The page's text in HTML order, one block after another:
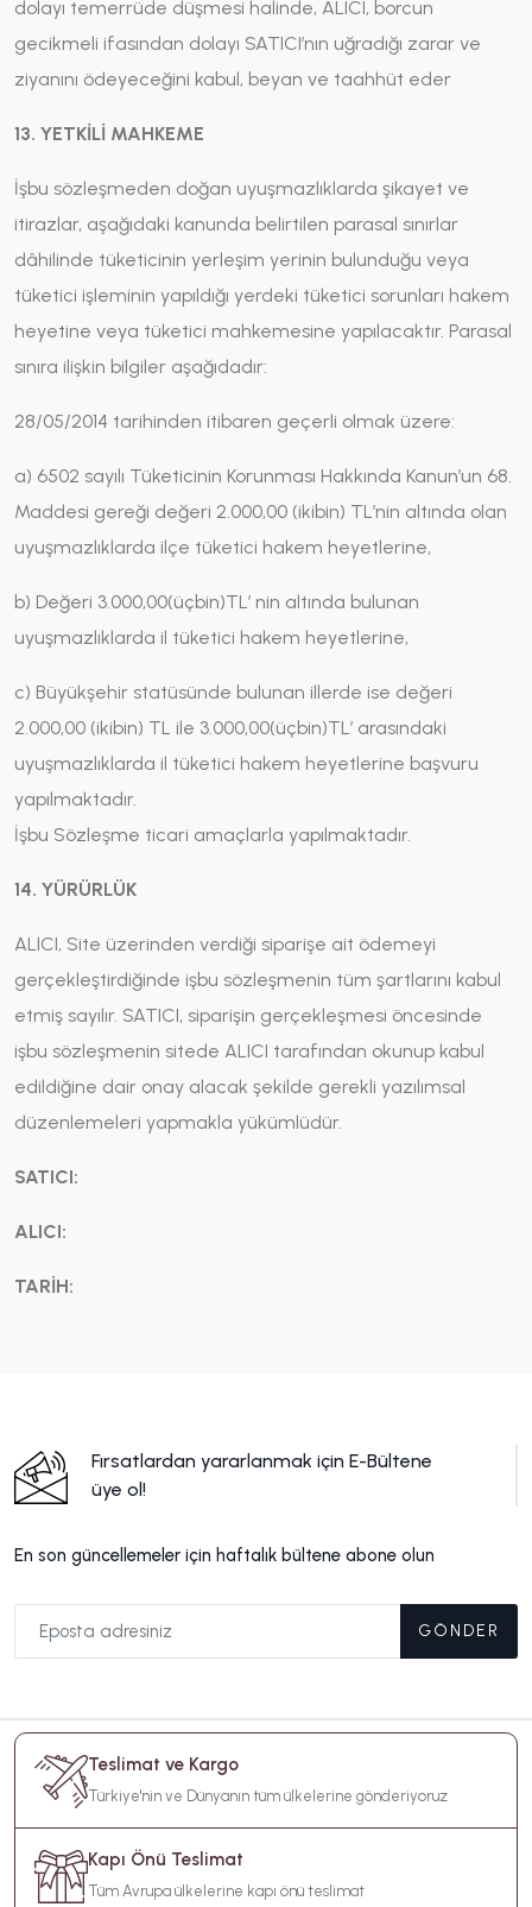
dolayı temerrüde düşmesi halinde, ALICI, borcun
gecikmeli ifasından dolayı SATICI’nın uğradığı zarar ve
ziyanını ödeyeceğini kabul, beyan ve taahhüt eder
13. YETKİLİ MAHKEME
İşbu sözleşmeden doğan uyuşmazlıklarda şikayet ve
itirazlar, aşağıdaki kanunda belirtilen parasal sınırlar
dâhilinde tüketicinin yerleşim yerinin bulunduğu veya
tüketici işleminin yapıldığı yerdeki tüketici sorunları hakem
heyetine veya tüketici mahkemesine yapılacaktır. Parasal
sınıra ilişkin bilgiler aşağıdadır:
28/05/2014 tarihinden itibaren geçerli olmak üzere:
a) 6502 sayılı Tüketicinin Korunması Hakkında Kanun’un 68.
Maddesi gereği değeri 2.000,00 (ikibin) TL’nin altında olan
uyuşmazlıklarda ilçe tüketici hakem heyetlerine,
b) Değeri 3.000,00(üçbin)TL’ nin altında bulunan
uyuşmazlıklarda il tüketici hakem heyetlerine,
c) Büyükşehir statüsünde bulunan illerde ise değeri
2.000,00 (ikibin) TL ile 3.000,00(üçbin)TL’ arasındaki
uyuşmazlıklarda il tüketici hakem heyetlerine başvuru
yapılmaktadır.
İşbu Sözleşme ticari amaçlarla yapılmaktadır.
14. YÜRÜRLÜK
ALICI, Site üzerinden verdiği siparişe ait ödemeyi
gerçekleştirdiğinde işbu sözleşmenin tüm şartlarını kabul
etmiş sayılır. SATICI, siparişin gerçekleşmesi öncesinde
işbu sözleşmenin sitede ALICI tarafından okunup kabul
edildiğine dair onay alacak şekilde gerekli yazılımsal
düzenlemeleri yapmakla yükümlüdür.
SATICI:
ALICI:
TARİH:
Fırsatlardan yararlanmak için E-Bültene
üye ol!
En son güncellemeler için haftalık bültene abone olun
GÖNDER
Teslimat ve Kargo
Türkiye'nin ve Dünyanın tüm ülkelerine gönderiyoruz
Kapı Önü Teslimat
Tüm Avrupa ülkelerine kapı önü teslimat